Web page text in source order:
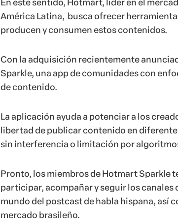
En este sentido, Hotmart, líder en el
América Latina, busca ofrecer
producen y consumen estos contenidos.
Con la adquisición recientemente
Sparkle, una app de comunidades con
de contenido.
La aplicación ayuda a potenciar a los
libertad de publicar contenido en
sin interferencia o limitación por
Pronto, los miembros de Hotmart Sparkle
participar, acompañar y seguir los canales
mundo del postcast de habla hispana, así
mercado brasileño.